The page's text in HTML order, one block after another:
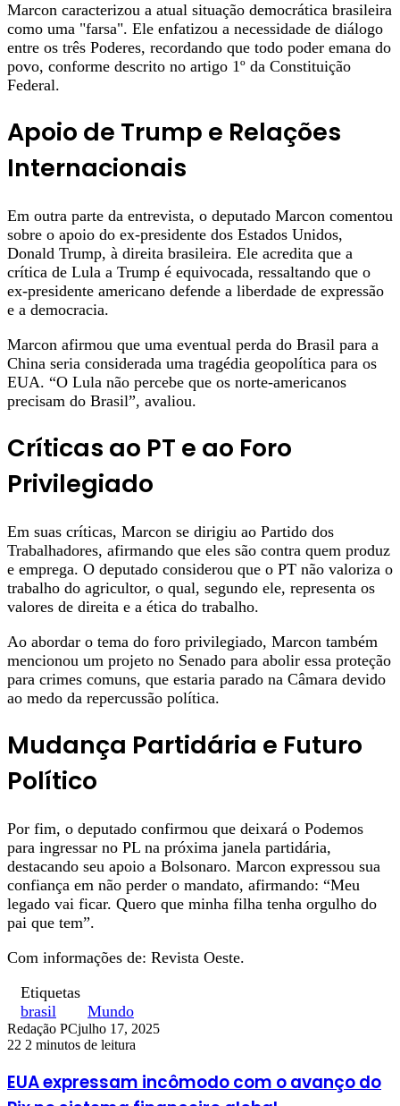
Marcon caracterizou a atual situação democrática brasileira
como uma "farsa". Ele enfatizou a necessidade de diálogo
entre os três Poderes, recordando que todo poder emana do
povo, conforme descrito no artigo 1º da Constituição
Federal.
Apoio de Trump e Relações
Internacionais
Em outra parte da entrevista, o deputado Marcon comentou
sobre o apoio do ex-presidente dos Estados Unidos,
Donald Trump, à direita brasileira. Ele acredita que a
crítica de Lula a Trump é equivocada, ressaltando que o
ex-presidente americano defende a liberdade de expressão
e a democracia.
Marcon afirmou que uma eventual perda do Brasil para a
China seria considerada uma tragédia geopolítica para os
EUA. “O Lula não percebe que os norte-americanos
precisam do Brasil”, avaliou.
Críticas ao PT e ao Foro
Privilegiado
Em suas críticas, Marcon se dirigiu ao Partido dos
Trabalhadores, afirmando que eles são contra quem produz
e emprega. O deputado considerou que o PT não valoriza o
trabalho do agricultor, o qual, segundo ele, representa os
valores de direita e a ética do trabalho.
Ao abordar o tema do foro privilegiado, Marcon também
mencionou um projeto no Senado para abolir essa proteção
para crimes comuns, que estaria parado na Câmara devido
ao medo da repercussão política.
Mudança Partidária e Futuro
Político
Por fim, o deputado confirmou que deixará o Podemos
para ingressar no PL na próxima janela partidária,
destacando seu apoio a Bolsonaro. Marcon expressou sua
confiança em não perder o mandato, afirmando: “Meu
legado vai ficar. Quero que minha filha tenha orgulho do
pai que tem”.
Com informações de: Revista Oeste.
Etiquetas
brasil
Mundo
Redação PCjulho 17, 2025
22 2 minutos de leitura
EUA expressam incômodo com o avanço do